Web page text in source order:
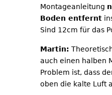
Montageanleitung
Boden entfernt
Sind 12cm für das
Martin:
auch einen halben
Problem ist, dass
oben die kalte Luft